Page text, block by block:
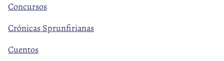
Concursos
Crónicas Sprunfirianas
Cuentos